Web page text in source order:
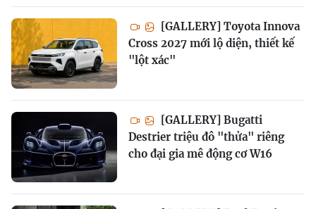
[GALLERY] Toyota Innova
Cross 2027 mới lộ diện, thiết kế
"lột xác"
[GALLERY] Bugatti
Destrier triệu đô "thửa" riêng
cho đại gia mê động cơ W16